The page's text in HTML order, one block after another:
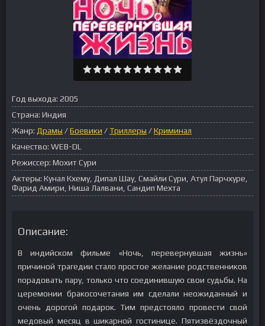
Год выхода: 2005
Страна: Индия
Жанр: Драмы /Боевики /Триллеры /Криминал
Качество: WEB-DL
Режиссер: Мохит Сури
Актеры: Кунал Кхему, Дипал Шау, Смайли Сури, Атул Парчхуре,
Фарид Амири, Ниша Лалвани, Сандип Мехта
Описание:
В индийском фильме «Ночь, перевернувшая жизнь»
причиной трагедии стало простое желание родственников
порадовать пару, только что соединившую свои судьбы. На
церемонии бракосочетания им сделали неожиданный и
очень дорогой подарок. Тим предстояло провести свой
медовый месяц в шикарной гостинице. Пятизвёздочный